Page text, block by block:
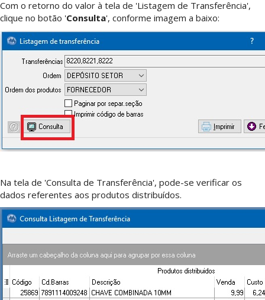
Com o retorno do valor à tela de 'Listagem de Transferência',
clique no botão 'Consulta', conforme imagem a baixo:
Na tela de 'Consulta de Transferência', pode-se verificar os
dados referentes aos produtos distribuídos.